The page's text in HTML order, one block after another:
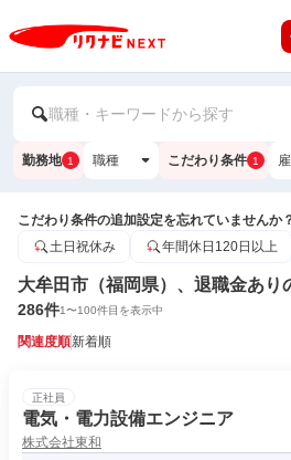
職種・キーワードから探す
勤務地 1 職種 こだわり条件 1
こだわり条件の追加設定を忘れていませんか
土日祝休み
年間休日120日以上
大牟田市（福岡県）、退職金あり
286件1〜100件目を表示中
関連度順新着順
正社員
電気・電力設備エンジニア
株式会社東和